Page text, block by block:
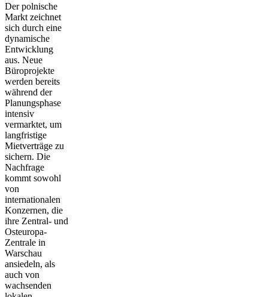
Der polnische
Markt zeichnet
sich durch eine
dynamische
Entwicklung
aus. Neue
Büroprojekte
werden bereits
während der
Planungsphase
intensiv
vermarktet, um
langfristige
Mietverträge zu
sichern. Die
Nachfrage
kommt sowohl
von
internationalen
Konzernen, die
ihre Zentral- und
Osteuropa-
Zentrale in
Warschau
ansiedeln, als
auch von
wachsenden